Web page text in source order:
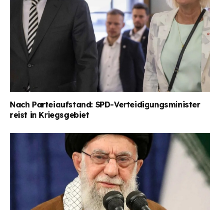
Nach Parteiaufstand: SPD-Verteidigungsminister
reist in Kriegsgebiet